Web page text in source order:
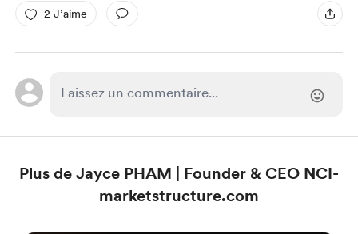
2 J’aime
Plus de Jayce PHAM | Founder & CEO NCI-
marketstructure.com